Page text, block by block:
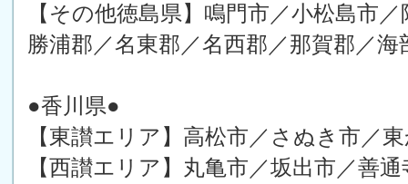
【その他徳島県】鳴門市／小松島市
勝浦郡／名東郡／名西郡／那賀郡／
●香川県●
【東讃エリア】高松市／さぬき市／
【西讃エリア】丸亀市／坂出市／善